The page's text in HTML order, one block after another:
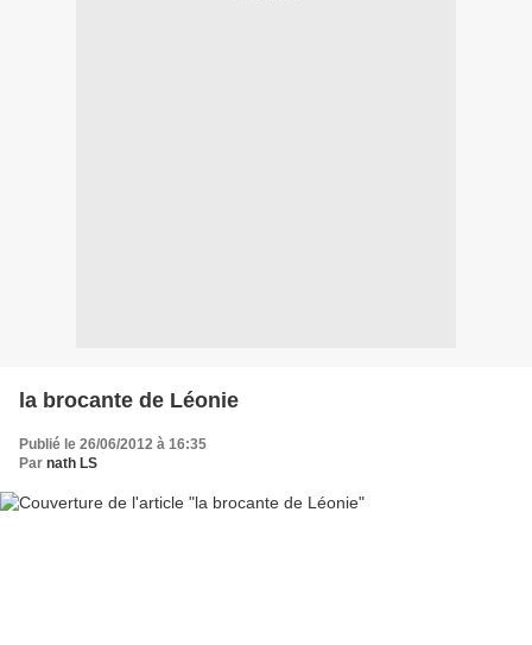
la brocante de Léonie
Publié le 26/06/2012 à 16:35
Par nath LS